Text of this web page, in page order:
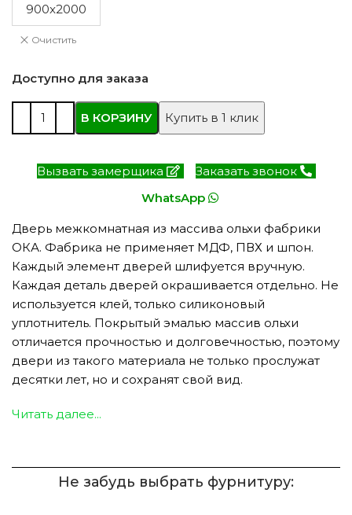
900x2000
Очистить
Доступно для заказа
В КОРЗИНУ Купить в 1 клик
Вызвать замерщика
Заказать звонок
WhatsApp
Дверь межкомнатная из массива ольхи фабрики
ОКА. Фабрика не применяет МДФ, ПВХ и шпон.
Каждый элемент дверей шлифуется вручную.
Каждая деталь дверей окрашивается отдельно. Не
используется клей, только силиконовый
уплотнитель. Покрытый эмалью массив ольхи
отличается прочностью и долговечностью, поэтому
двери из такого материала не только прослужат
десятки лет, но и сохранят свой вид.
Читать далее...
Не забудь выбрать фурнитуру: